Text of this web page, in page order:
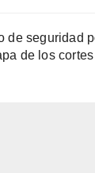
de seguridad
de los